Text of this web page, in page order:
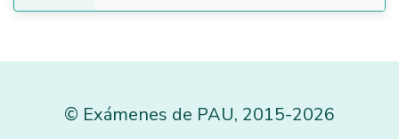
© Exámenes de PAU, 2015-2026